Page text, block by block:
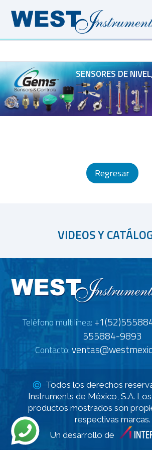
SENSORES DE
Regresar
VIDEOS Y
Teléfono multilínea:
555884-9893
Contacto:
Todos los derechos
Instruments de México, S.A.
productos mostrados son
respectivas marcas.
Un desarrollo de